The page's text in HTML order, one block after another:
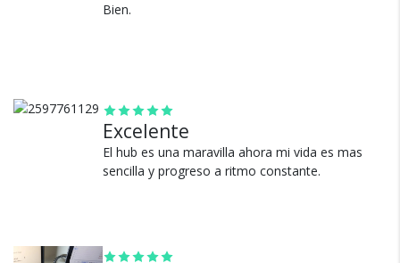
El puerto HDMI admite una resolución de 4 K a 30 Hz
Utilizá los 2 puertos USB 3.0 para transferencia de
datos adicional y lector de tarjetas Micro / SD para
edición de vídeo y fotos.
Complementá tus productos Apple con el diseño de
aluminio cepillado Pro Hub para una sensación
Bien.
Excelente
El hub es una maravilla ahora mi vida es mas
sencilla y progreso a ritmo constante.
Te damos 30 días de prueba.
Si no es lo que esperabas, te devolvemos tu
dinero.